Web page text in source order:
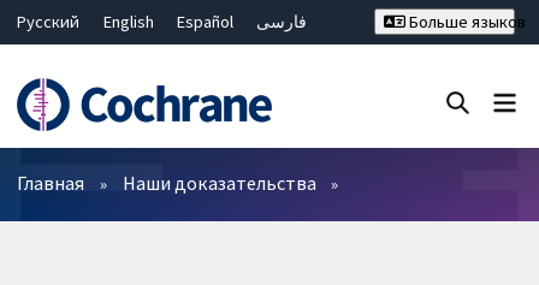
Русский English Español
فارسی
Bahasa Malaysia
ไทย
繁體中文
简体中文
Больше языков
Фильтры
Главная Наши доказательства